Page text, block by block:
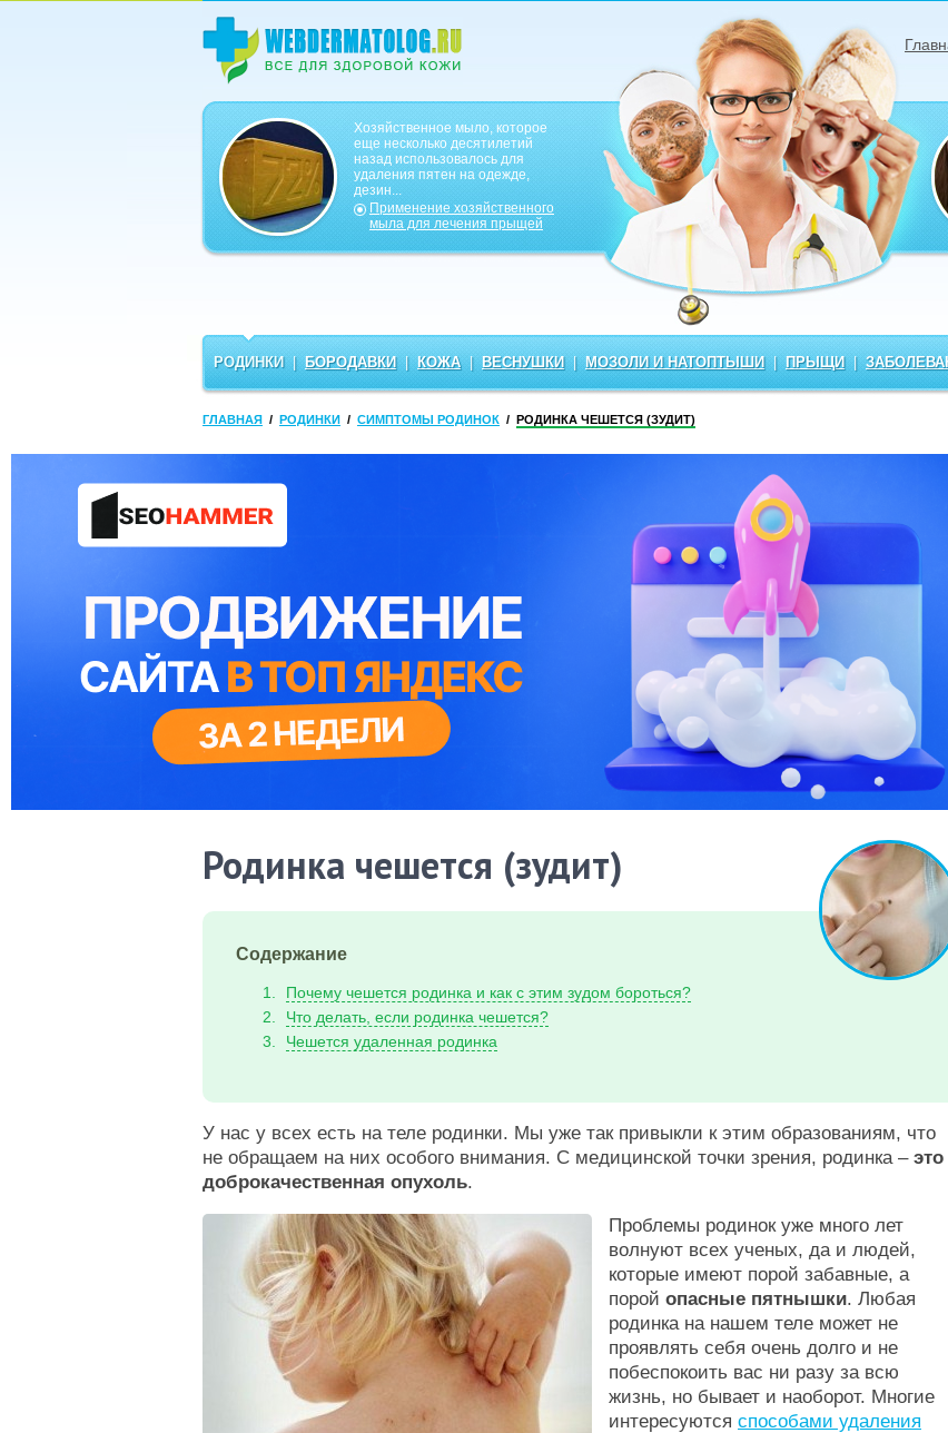
Хозяйственное мыло, которое
еще несколько десятилетий
назад использовалось для
удаления пятен на одежде,
дезин...
Применение хозяйственного
мыла для лечения прыщей
РОДИНКИ | БОРОДАВКИ | КОЖА | ВЕСНУШКИ | МОЗОЛИ И НАТОПТЫШИ | ПРЫЩИ |
ГЛАВНАЯ / РОДИНКИ / СИМПТОМЫ РОДИНОК / РОДИНКА ЧЕШЕТСЯ (ЗУДИТ)
Родинка чешется (зудит)
Содержание
Почему чешется родинка и как с этим зудом бороться?
Что делать, если родинка чешется?
Чешется удаленная родинка
У нас у всех есть на теле родинки. Мы уже так привыкли к этим образованиям, что
не обращаем на них особого внимания. С медицинской точки зрения, родинка – это
доброкачественная опухоль.
Проблемы родинок уже много лет
волнуют всех ученых, да и людей,
которые имеют порой забавные, а
порой опасные пятнышки. Любая
родинка на нашем теле может не
проявлять себя очень долго и не
побеспокоить вас ни разу за всю
жизнь, но бывает и наоборот. Многие
интересуются способами удаления